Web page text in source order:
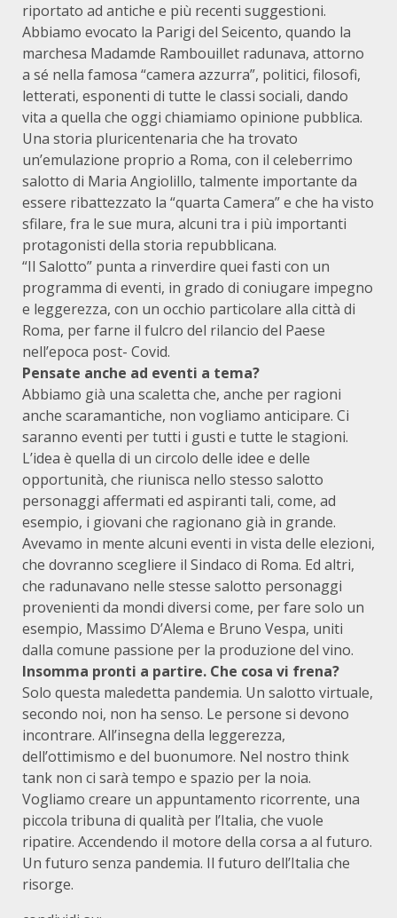
riportato ad antiche e più recenti suggestioni.
Abbiamo evocato la Parigi del Seicento, quando la
marchesa Madamde Rambouillet radunava, attorno
a sé nella famosa “camera azzurra”, politici, filosofi,
letterati, esponenti di tutte le classi sociali, dando
vita a quella che oggi chiamiamo opinione pubblica.
Una storia pluricentenaria che ha trovato
un’emulazione proprio a Roma, con il celeberrimo
salotto di Maria Angiolillo, talmente importante da
essere ribattezzato la “quarta Camera” e che ha visto
sfilare, fra le sue mura, alcuni tra i più importanti
protagonisti della storia repubblicana.
“Il Salotto” punta a rinverdire quei fasti con un
programma di eventi, in grado di coniugare impegno
e leggerezza, con un occhio particolare alla città di
Roma, per farne il fulcro del rilancio del Paese
nell’epoca post- Covid.
Pensate anche ad eventi a tema?
Abbiamo già una scaletta che, anche per ragioni
anche scaramantiche, non vogliamo anticipare. Ci
saranno eventi per tutti i gusti e tutte le stagioni.
L’idea è quella di un circolo delle idee e delle
opportunità, che riunisca nello stesso salotto
personaggi affermati ed aspiranti tali, come, ad
esempio, i giovani che ragionano già in grande.
Avevamo in mente alcuni eventi in vista delle elezioni,
che dovranno scegliere il Sindaco di Roma. Ed altri,
che radunavano nelle stesse salotto personaggi
provenienti da mondi diversi come, per fare solo un
esempio, Massimo D’Alema e Bruno Vespa, uniti
dalla comune passione per la produzione del vino.
Insomma pronti a partire. Che cosa vi frena?
Solo questa maledetta pandemia. Un salotto virtuale,
secondo noi, non ha senso. Le persone si devono
incontrare. All’insegna della leggerezza,
dell’ottimismo e del buonumore. Nel nostro think
tank non ci sarà tempo e spazio per la noia.
Vogliamo creare un appuntamento ricorrente, una
piccola tribuna di qualità per l’Italia, che vuole
ripatire. Accendendo il motore della corsa a al futuro.
Un futuro senza pandemia. Il futuro dell’Italia che
risorge.